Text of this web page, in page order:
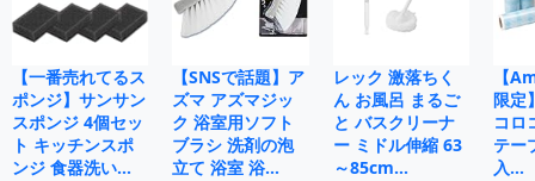
【一番売れてるス
ポンジ】サンサン
スポンジ 4個セッ
ト キッチンスポ
ンジ 食器洗い…
【SNSで話題】ア
ズマ アズマジッ
ク 浴室用ソフト
ブラシ 洗剤の泡
立て 浴室 浴…
レック 激落ちく
ん お風呂 まるご
と バスクリーナ
ー ミドル伸縮 63
～85cm…
【
限定
コロ
テー
入…